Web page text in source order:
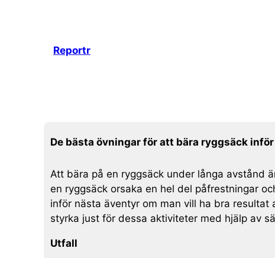
Reportr
De bästa övningar för att bära ryggsäck
Att bära på en ryggsäck under långa avstånd
en ryggsäck orsaka en hel del påfrestningar
inför nästa äventyr om man vill ha bra
styrka just för dessa aktiviteter med hjälp av
Utfall